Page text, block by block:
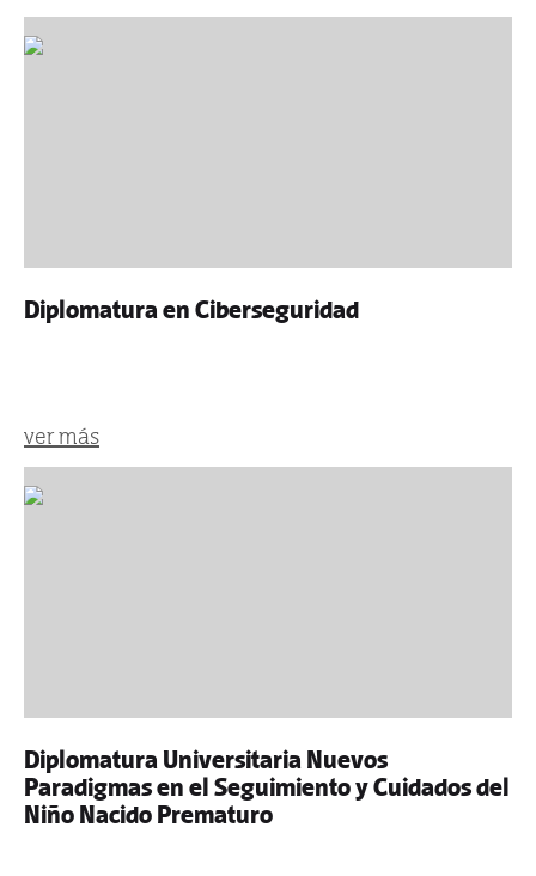
Diplomatura en Ciberseguridad
ver más
Diplomatura Universitaria Nuevos
Paradigmas en el Seguimiento y Cuidados del
Niño Nacido Prematuro